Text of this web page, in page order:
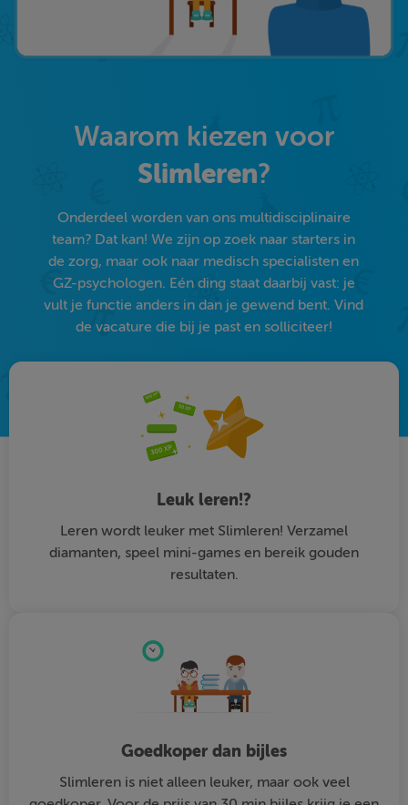
Waarom kiezen voor
Slimleren?
Onderdeel worden van ons multidisciplinaire
team? Dat kan! We zijn op zoek naar starters in
de zorg, maar ook naar medisch specialisten en
GZ-psychologen. Eén ding staat daarbij vast: je
vult je functie anders in dan je gewend bent. Vind
de vacature die bij je past en solliciteer!
Leuk leren!?
Leren wordt leuker met Slimleren! Verzamel
diamanten, speel mini-games en bereik gouden
resultaten.
Goedkoper dan bijles
Slimleren is niet alleen leuker, maar ook veel